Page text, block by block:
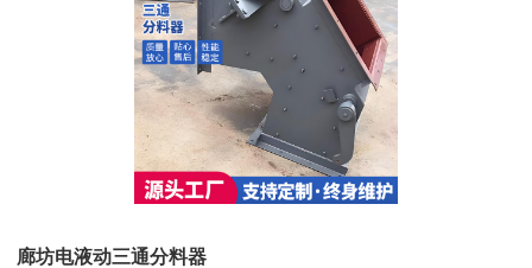
廊坊电液动三通分料器